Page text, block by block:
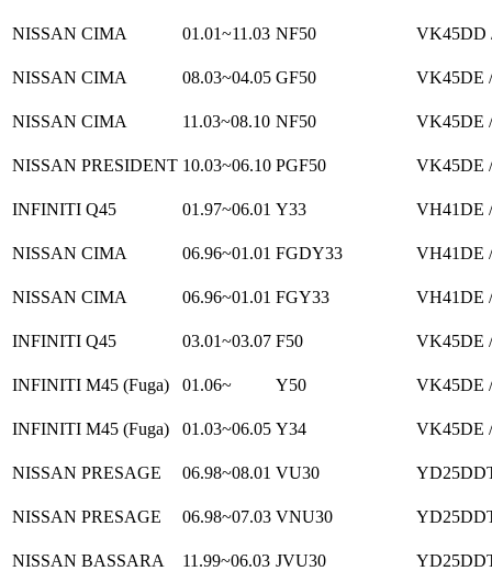
NISSAN CIMA 01.01~11.03 NF50 VK45DD
NISSAN CIMA 08.03~04.05 GF50 VK45DE
NISSAN CIMA 11.03~08.10 NF50 VK45DE
NISSAN PRESIDENT 10.03~06.10 PGF50 VK45DE
INFINITI Q45 01.97~06.01 Y33 VH41DE
NISSAN CIMA 06.96~01.01 FGDY33 VH41DE
NISSAN CIMA 06.96~01.01 FGY33 VH41DE
INFINITI Q45 03.01~03.07 F50 VK45DE
INFINITI M45 (Fuga) 01.06~ Y50 VK45DE
INFINITI M45 (Fuga) 01.03~06.05 Y34 VK45DE
NISSAN PRESAGE 06.98~08.01 VU30
NISSAN PRESAGE 06.98~07.03 VNU30
NISSAN BASSARA 11.99~06.03 JVU30